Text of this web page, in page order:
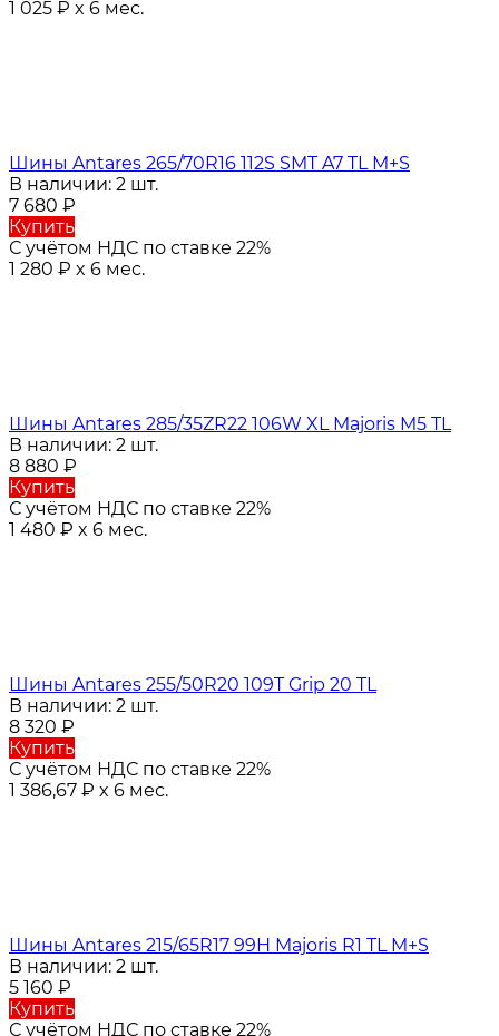
1 025 ₽ x 6 мес.
Шины Antares 265/70R16 112S SMT A7 TL M+S
В наличии: 2 шт.
7 680 ₽
Купить
С учётом НДС по ставке 22%
1 280 ₽ x 6 мес.
Шины Antares 285/35ZR22 106W XL Majoris M5 TL
В наличии: 2 шт.
8 880 ₽
Купить
С учётом НДС по ставке 22%
1 480 ₽ x 6 мес.
Шины Antares 255/50R20 109T Grip 20 TL
В наличии: 2 шт.
8 320 ₽
Купить
С учётом НДС по ставке 22%
1 386,67 ₽ x 6 мес.
Шины Antares 215/65R17 99H Majoris R1 TL M+S
В наличии: 2 шт.
5 160 ₽
Купить
С учётом НДС по ставке 22%